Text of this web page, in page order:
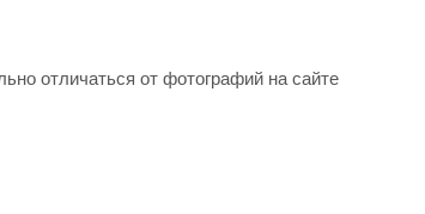
отличаться от фотографий на сайте